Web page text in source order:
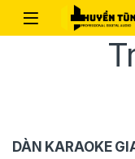
DÀN KARAOKE